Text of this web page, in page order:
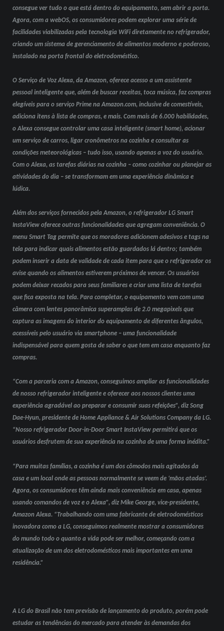
consegue ver tudo o que está dentro do equipamento, sem abrir a porta.
Agora, com a webOS, os consumidores podem explorar uma série de
facilidades viabilizadas pela tecnologia WiFi diretamente no refrigerador,
criando um sistema de gerenciamento de alimentos moderno e poderoso,
instalado na porta frontal do eletrodoméstico.
O Serviço de Voz Alexa, da Amazon, oferece acesso a um assistente
pessoal inteligente que, além de buscar receitas, toca música, faz compras
elegíveis para o serviço Prime na Amazon.com, inclusive de comestíveis,
adiciona itens à lista de compras, e mais. Com mais de 6.000 habilidades,
o Alexa consegue controlar uma casa inteligente (smart home), acionar
um serviço de carros, ligar cronômetros na cozinha e consultar as
condições meteorológicas – tudo isso, usando apenas a voz do usuário.
Com o Alexa, as tarefas diárias na cozinha – como cozinhar ou planejar as
atividades do dia – se transformam em uma experiência dinâmica e
lúdica.
Além dos serviços fornecidos pela Amazon, o refrigerador LG Smart
InstaView oferece outras funcionalidades que agregam conveniência. O
menu Smart Tag permite que os moradores adicionem adesivos e tags na
tela para indicar quais alimentos estão guardados lá dentro; também
podem inserir a data de validade de cada item para que o refrigerador os
avise quando os alimentos estiverem próximos de vencer. Os usuários
podem deixar recados para seus familiares e criar uma lista de tarefas
que fica exposta na tela. Para completar, o equipamento vem com uma
câmera com lentes panorâmica superamplas de 2.0 megapixels que
captura as imagens do interior do equipamento de diferentes ângulos,
acessíveis pelo usuário via smartphone – uma funcionalidade
indispensável para quem gosta de saber o que tem em casa enquanto faz
compras.
“Com a parceria com a Amazon, conseguimos ampliar as funcionalidades
de nosso refrigerador inteligente e oferecer aos nossos clientes uma
experiência agradável ao preparar e consumir suas refeições”, diz Song
Dae-Hyun, presidente de Home Appliance & Air Solutions Company da LG.
“Nosso refrigerador Door-in-Door Smart InstaView permitirá que os
usuários desfrutem de sua experiência na cozinha de uma forma inédita.”
“Para muitas famílias, a cozinha é um dos cômodos mais agitados da
casa e um local onde as pessoas normalmente se veem de ‘mãos atadas’.
Agora, os consumidores têm ainda mais conveniência em casa, apenas
usando comandos de voz e o Alexa”, diz Mike George, vice-presidente,
Amazon Alexa. “Trabalhando com uma fabricante de eletrodomésticos
inovadora como a LG, conseguimos realmente mostrar a consumidores
do mundo todo o quanto a vida pode ser melhor, começando com a
atualização de um dos eletrodomésticos mais importantes em uma
residência.”
A LG do Brasil não tem previsão de lançamento do produto, porém pode
estudar as tendências do mercado para atender às demandas dos